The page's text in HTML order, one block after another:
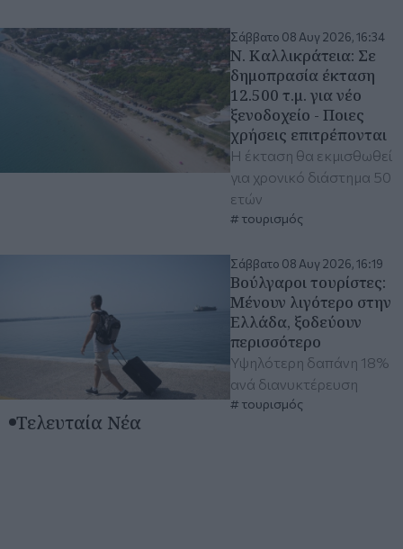
Σάββατο 08 Αυγ 2026, 16:34
Ν. Καλλικράτεια: Σε
δημοπρασία έκταση
12.500 τ.μ. για νέο
ξενοδοχείο - Ποιες
χρήσεις επιτρέπονται
Η έκταση θα εκμισθωθεί
για χρονικό διάστημα 50
ετών
τουρισμός
Σάββατο 08 Αυγ 2026, 16:19
Βούλγαροι τουρίστες:
Μένουν λιγότερο στην
Ελλάδα, ξοδεύουν
περισσότερο
Υψηλότερη δαπάνη 18%
ανά διανυκτέρευση
τουρισμός
Τελευταία Νέα